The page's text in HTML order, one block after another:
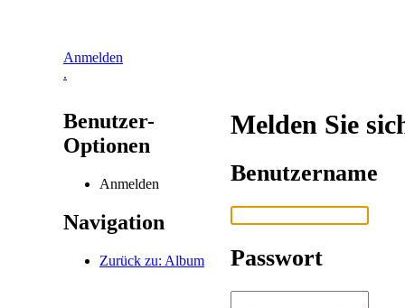
Anmelden
.
Benutzer-
Optionen
Anmelden
Navigation
Zurück zu: Album
Melden Sie
Benutzername
Passwort